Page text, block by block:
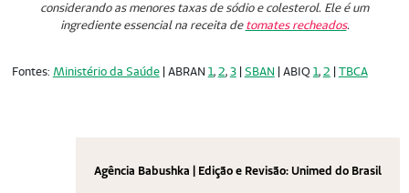
considerando as menores taxas de sódio e colesterol. Ele é um
ingrediente essencial na receita detomates recheados.
Fontes: Ministério da Saúde| ABRAN 1,2,3|SBAN | ABIQ 1,2 |TBCA
Agência Babushka | Edição e Revisão: Unimed do Brasil